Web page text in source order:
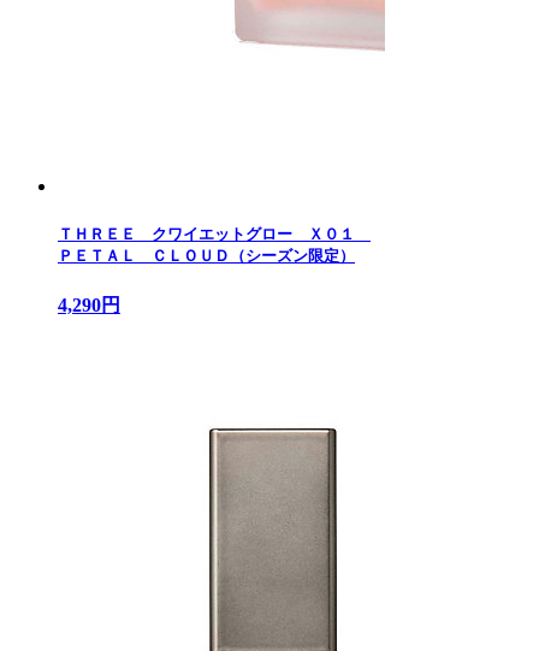
ＴＨＲＥＥ クワイエットグロー Ｘ０１
ＰＥＴＡＬ ＣＬＯＵＤ（シーズン限定）
4,290円